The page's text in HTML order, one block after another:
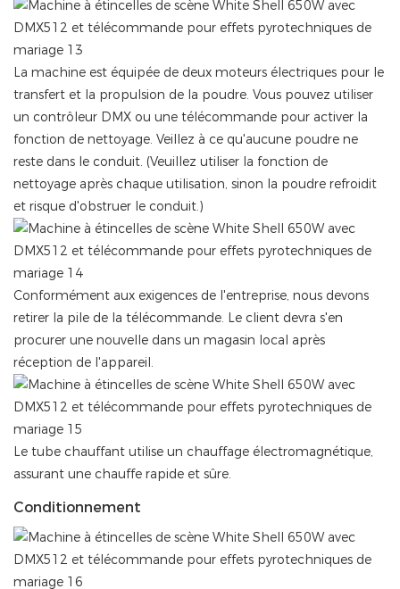
La machine est équipée de deux moteurs électriques pour le
transfert et la propulsion de la poudre. Vous pouvez utiliser
un contrôleur DMX ou une télécommande pour activer la
fonction de nettoyage. Veillez à ce qu'aucune poudre ne
reste dans le conduit. (Veuillez utiliser la fonction de
nettoyage après chaque utilisation, sinon la poudre refroidit
et risque d'obstruer le conduit.)
Conformément aux exigences de l'entreprise, nous devons
retirer la pile de la télécommande. Le client devra s'en
procurer une nouvelle dans un magasin local après
réception de l'appareil.
Le tube chauffant utilise un chauffage électromagnétique,
assurant une chauffe rapide et sûre.
Conditionnement